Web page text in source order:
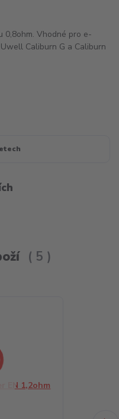
0,8ohm. Vhodné pro e-
Caliburn G a Caliburn
5